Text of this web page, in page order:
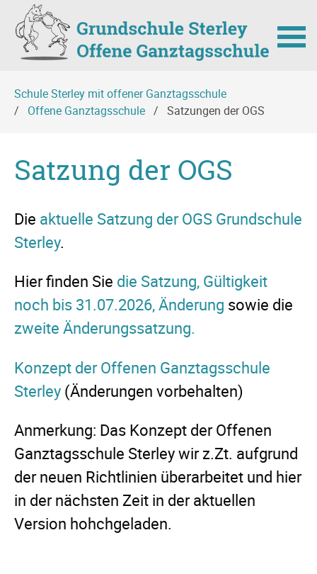
überspringen
Schule Sterley mit offener Ganztagsschule
Offene Ganztagsschule
Satzungen der OGS
Satzung der OGS
Die aktuelle Satzung der OGS Grundschule
Sterley.
Hier finden Sie die Satzung, Gültigkeit
noch bis 31.07.2026,Änderung sowie die
zweite Änderungssatzung.
Konzept der Offenen Ganztagsschule
Sterley(Änderungen vorbehalten)
Anmerkung: Das Konzept der Offenen
Ganztagsschule Sterley wir z.Zt. aufgrund
der neuen Richtlinien überarbeitet und hier
in der nächsten Zeit in der aktuellen
Version hohchgeladen.